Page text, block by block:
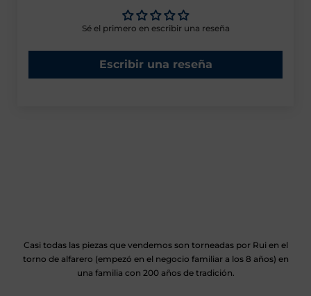
Sé el primero en escribir una reseña
Escribir una reseña
Casi todas las piezas que vendemos son torneadas por Rui en el
torno de alfarero (empezó en el negocio familiar a los 8 años) en
una familia con 200 años de tradición.